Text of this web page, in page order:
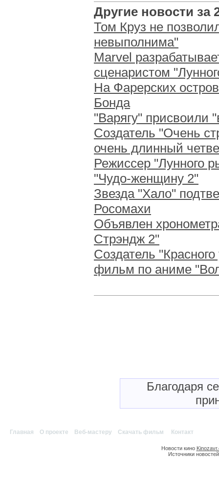
Другие новости за
Том Круз не
невыполнима"
Marvel
сценаристом
На Фарерских
Бонда
"Варягу" присвоили
Создатель "Очень
очень длинный
Режиссер "Лунного
"Чудо-женщину 2"
Звезда "Хало"
Росомахи
Объявлен
Стрэндж 2"
Создатель
фильм по аниме
Благодаря
Главная О проекте Веб-мастеру Скачать фильм Контакт
Новости кино
Источники